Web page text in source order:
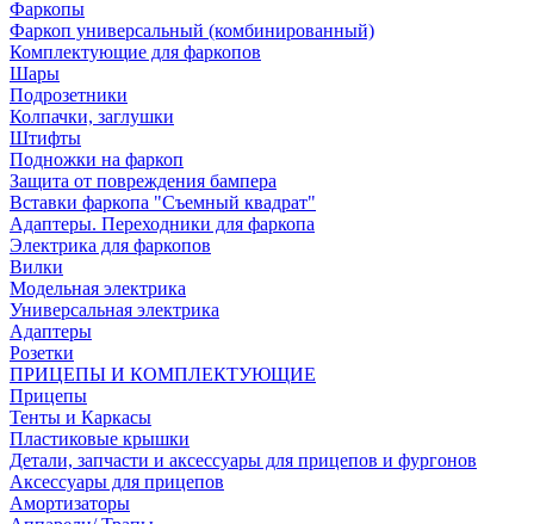
Фаркопы
Фаркоп универсальный (комбинированный)
Комплектующие для фаркопов
Шары
Подрозетники
Колпачки, заглушки
Штифты
Подножки на фаркоп
Защита от повреждения бампера
Вставки фаркопа "Съемный квадрат"
Адаптеры. Переходники для фаркопа
Электрика для фаркопов
Вилки
Модельная электрика
Универсальная электрика
Адаптеры
Розетки
ПРИЦЕПЫ И КОМПЛЕКТУЮЩИЕ
Прицепы
Тенты и Каркасы
Пластиковые крышки
Детали, запчасти и аксессуары для прицепов и фургонов
Аксессуары для прицепов
Амортизаторы